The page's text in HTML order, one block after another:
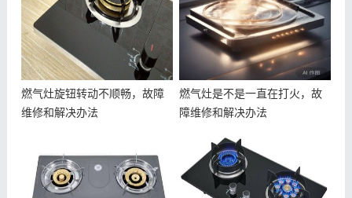
燃气灶旋钮转动不顺畅，故障
维修和解决办法
燃气灶是不是一直在打火，故
障维修和解决办法